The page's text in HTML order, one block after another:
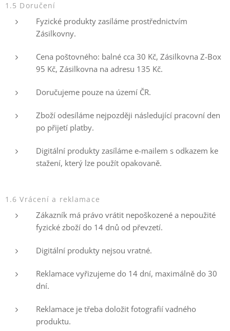
1.5 Doručení
Fyzické produkty zasíláme prostřednictvím
Zásilkovny.
Cena poštovného: balné cca 30 Kč, Zásilkovna Z-Box
95 Kč, Zásilkovna na adresu 135 Kč.
Doručujeme pouze na území ČR.
Zboží odesíláme nejpozději následující pracovní den
po přijetí platby.
Digitální produkty zasíláme e-mailem s odkazem ke
stažení, který lze použít opakovaně.
1.6 Vrácení a reklamace
Zákazník má právo vrátit nepoškozené a nepoužité
fyzické zboží do 14 dnů od převzetí.
Digitální produkty nejsou vratné.
Reklamace vyřizujeme do 14 dní, maximálně do 30
dní.
Reklamace je třeba doložit fotografií vadného
produktu.